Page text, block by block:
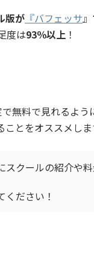
版が 『バフェッサ』
度は93％以上 ！
無料で見れるよう
とをオススメしま
クールの紹介や
ださい！